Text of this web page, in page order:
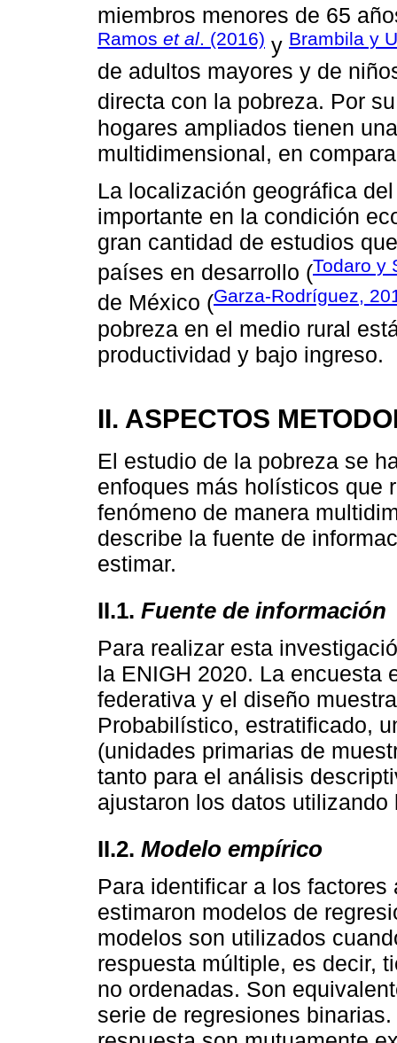
miembros menores de 65
Ramos et al. (2016) y Brambila y
de adultos mayores y de
directa con la pobreza. Por
hogares ampliados tienen
multidimensional, en
La localización geográfica
importante en la condición
gran cantidad de estudios
países en desarrollo (Todaro y
de México (Garza-Rodríguez,
pobreza en el medio rural
productividad y bajo ingreso.
II. ASPECTOS
El estudio de la pobreza se
enfoques más holísticos que
fenómeno de manera
describe la fuente de
estimar.
II.1. Fuente de información
Para realizar esta
la ENIGH 2020. La encuesta
federativa y el diseño
Probabilístico, estratificado,
(unidades primarias de
tanto para el análisis
ajustaron los datos
II.2. Modelo empírico
Para identificar a los
estimaron modelos de
modelos son utilizados
respuesta múltiple, es decir,
no ordenadas. Son
serie de regresiones